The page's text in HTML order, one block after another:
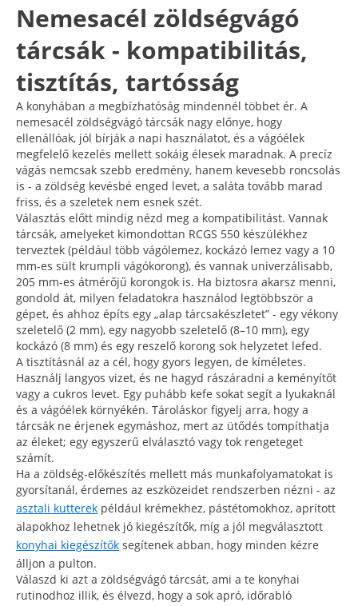
Nemesacél zöldségvágó
tárcsák - kompatibilitás,
tisztítás, tartósság
A konyhában a megbízhatóság mindennél többet ér. A
nemesacél zöldségvágó tárcsák nagy előnye, hogy
ellenállóak, jól bírják a napi használatot, és a vágóélek
megfelelő kezelés mellett sokáig élesek maradnak. A precíz
vágás nemcsak szebb eredmény, hanem kevesebb roncsolás
is - a zöldség kevésbé enged levet, a saláta tovább marad
friss, és a szeletek nem esnek szét.
Választás előtt mindig nézd meg a kompatibilitást. Vannak
tárcsák, amelyeket kimondottan RCGS 550 készülékhez
terveztek (például több vágólemez, kockázó lemez vagy a 10
mm-es sült krumpli vágókorong), és vannak univerzálisabb,
205 mm-es átmérőjű korongok is. Ha biztosra akarsz menni,
gondold át, milyen feladatokra használod legtöbbször a
gépet, és ahhoz építs egy „alap tárcsakészletet” - egy vékony
szeletelő (2 mm), egy nagyobb szeletelő (8–10 mm), egy
kockázó (8 mm) és egy reszelő korong sok helyzetet lefed.
A tisztításnál az a cél, hogy gyors legyen, de kíméletes.
Használj langyos vizet, és ne hagyd rászáradni a keményítőt
vagy a cukros levet. Egy puhább kefe sokat segít a lyukaknál
és a vágóélek környékén. Tároláskor figyelj arra, hogy a
tárcsák ne érjenek egymáshoz, mert az ütődés tompíthatja
az éleket; egy egyszerű elválasztó vagy tok rengeteget
számít.
Ha a zöldség-előkészítés mellett más munkafolyamatokat is
gyorsítanál, érdemes az eszközeidet rendszerben nézni - az
asztali kutterek például krémekhez, pástétomokhoz, aprított
alapokhoz lehetnek jó kiegészítők, míg a jól megválasztott
konyhai kiegészítők segítenek abban, hogy minden kézre
álljon a pulton.
Válaszd ki azt a zöldségvágó tárcsát, ami a te konyhai
rutinodhoz illik, és élvezd, hogy a sok apró, időrabló